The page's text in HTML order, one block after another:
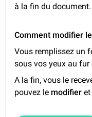
à la fin du document.
Comment modifier
Vous remplissez un
sous vos yeux au fur
A la fin, vous le
pouvez le modifier et